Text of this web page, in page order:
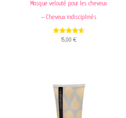
Masque velouté pour les cheveux
– Cheveux indisciplinés
4.67
15,00 €